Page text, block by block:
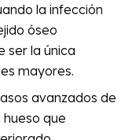
la infección
óseo
ser la única
mayores.
avanzados de
que